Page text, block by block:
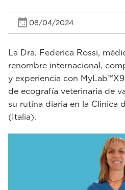
08/04/2024
La Dra. Federica Rossi,
renombre internacional,
y experiencia con
de ecografía veterinaria de
su rutina diaria en la Clinica
(Italia).